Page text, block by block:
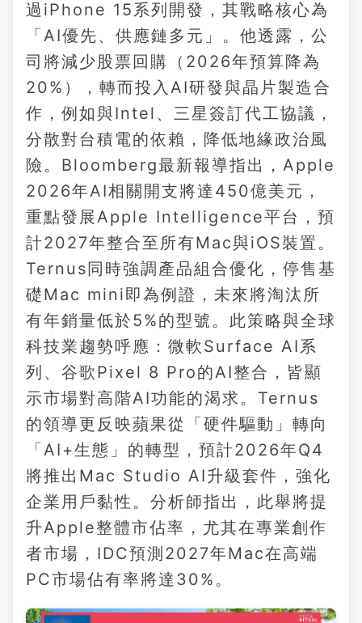
過iPhone 15系列開發，其戰略核心為
「AI優先、供應鏈多元」。他透露，公
司將減少股票回購（2026年預算降為
20%），轉而投入AI研發與晶片製造合
作，例如與Intel、三星簽訂代工協議，
分散對台積電的依賴，降低地緣政治風
險。Bloomberg最新報導指出，Apple
2026年AI相關開支將達450億美元，
重點發展Apple Intelligence平台，預
計2027年整合至所有Mac與iOS裝置。
Ternus同時強調產品組合優化，停售基
礎Mac mini即為例證，未來將淘汰所
有年銷量低於5%的型號。此策略與全球
科技業趨勢呼應：微軟Surface AI系
列、谷歌Pixel 8 Pro的AI整合，皆顯
示市場對高階AI功能的渴求。Ternus
的領導更反映蘋果從「硬件驅動」轉向
「AI+生態」的轉型，預計2026年Q4
將推出Mac Studio AI升級套件，強化
企業用戶黏性。分析師指出，此舉將提
升Apple整體市佔率，尤其在專業創作
者市場，IDC預測2027年Mac在高端
PC市場佔有率將達30%。